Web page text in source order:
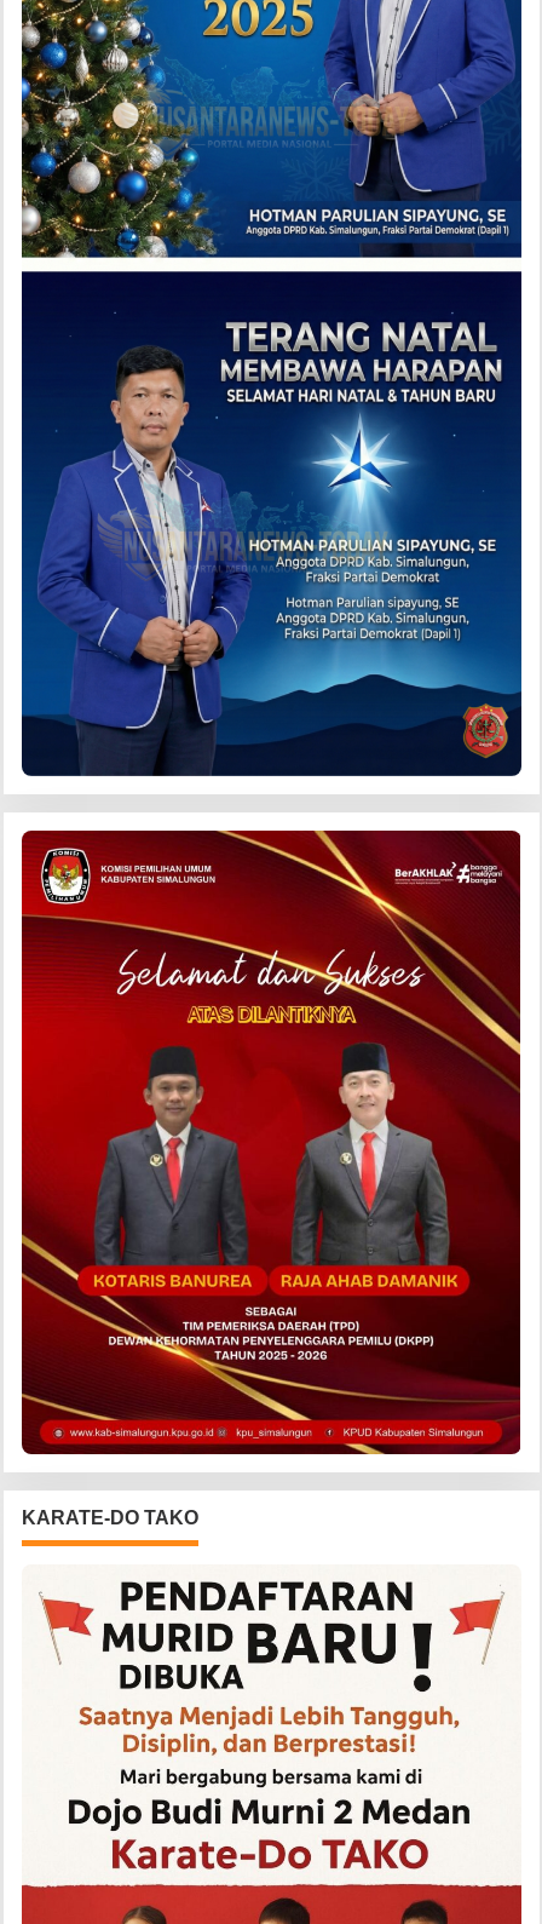
KARATE-DO TAKO